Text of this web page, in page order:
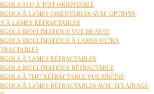
ALU À TOIT ORIENTABLE
À LAMES ORIENTABLES AVEC OPTIONS
À LAMES RÉTRACTABLES
BIOCLIMATIQUE VUE DE NUIT
BIOCLIMATIQUE À LAMES ULTRA
À LAMES RÉTRACTABLES
BIOCLIMATIQUE RÉTRACTABLE
À TOIT RÉTRACTABLE VUE PISCINE
À LAMES RÉTRACTABLES AVEC ÉCLAIRAGE